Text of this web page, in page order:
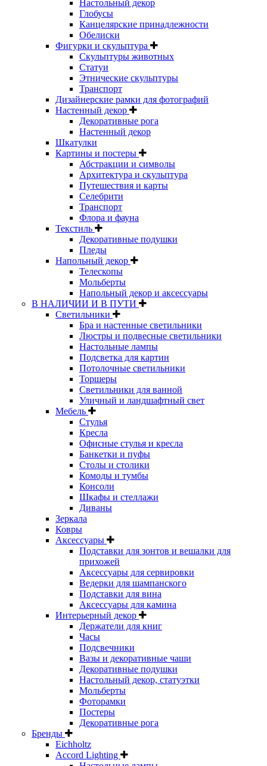
Настольный декор
Глобусы
Канцелярские принадлежности
Обелиски
Фигурки и скульптура
Скульптуры животных
Статуи
Этнические скульптуры
Транспорт
Дизайнерские рамки для фотографий
Настенный декор
Декоративные рога
Настенный декор
Шкатулки
Картины и постеры
Абстракции и символы
Архитектура и скульптура
Путешествия и карты
Селебрити
Транспорт
Флора и фауна
Текстиль
Декоративные подушки
Пледы
Напольный декор
Телескопы
Мольберты
Напольный декор и аксессуары
В НАЛИЧИИ И В ПУТИ
Светильники
Бра и настенные светильники
Люстры и подвесные светильники
Настольные лампы
Подсветка для картин
Потолочные светильники
Торшеры
Светильники для ванной
Уличный и ландшафтный свет
Мебель
Стулья
Кресла
Офисные стулья и кресла
Банкетки и пуфы
Столы и столики
Комоды и тумбы
Консоли
Шкафы и стеллажи
Диваны
Зеркала
Ковры
Аксессуары
Подставки для зонтов и вешалки для
прихожей
Аксессуары для сервировки
Ведерки для шампанского
Подставки для вина
Аксессуары для камина
Интерьерный декор
Держатели для книг
Часы
Подсвечники
Вазы и декоративные чаши
Декоративные подушки
Настольный декор, статуэтки
Мольберты
Фоторамки
Постеры
Декоративные рога
Бренды
Eichholtz
Accord Lighting